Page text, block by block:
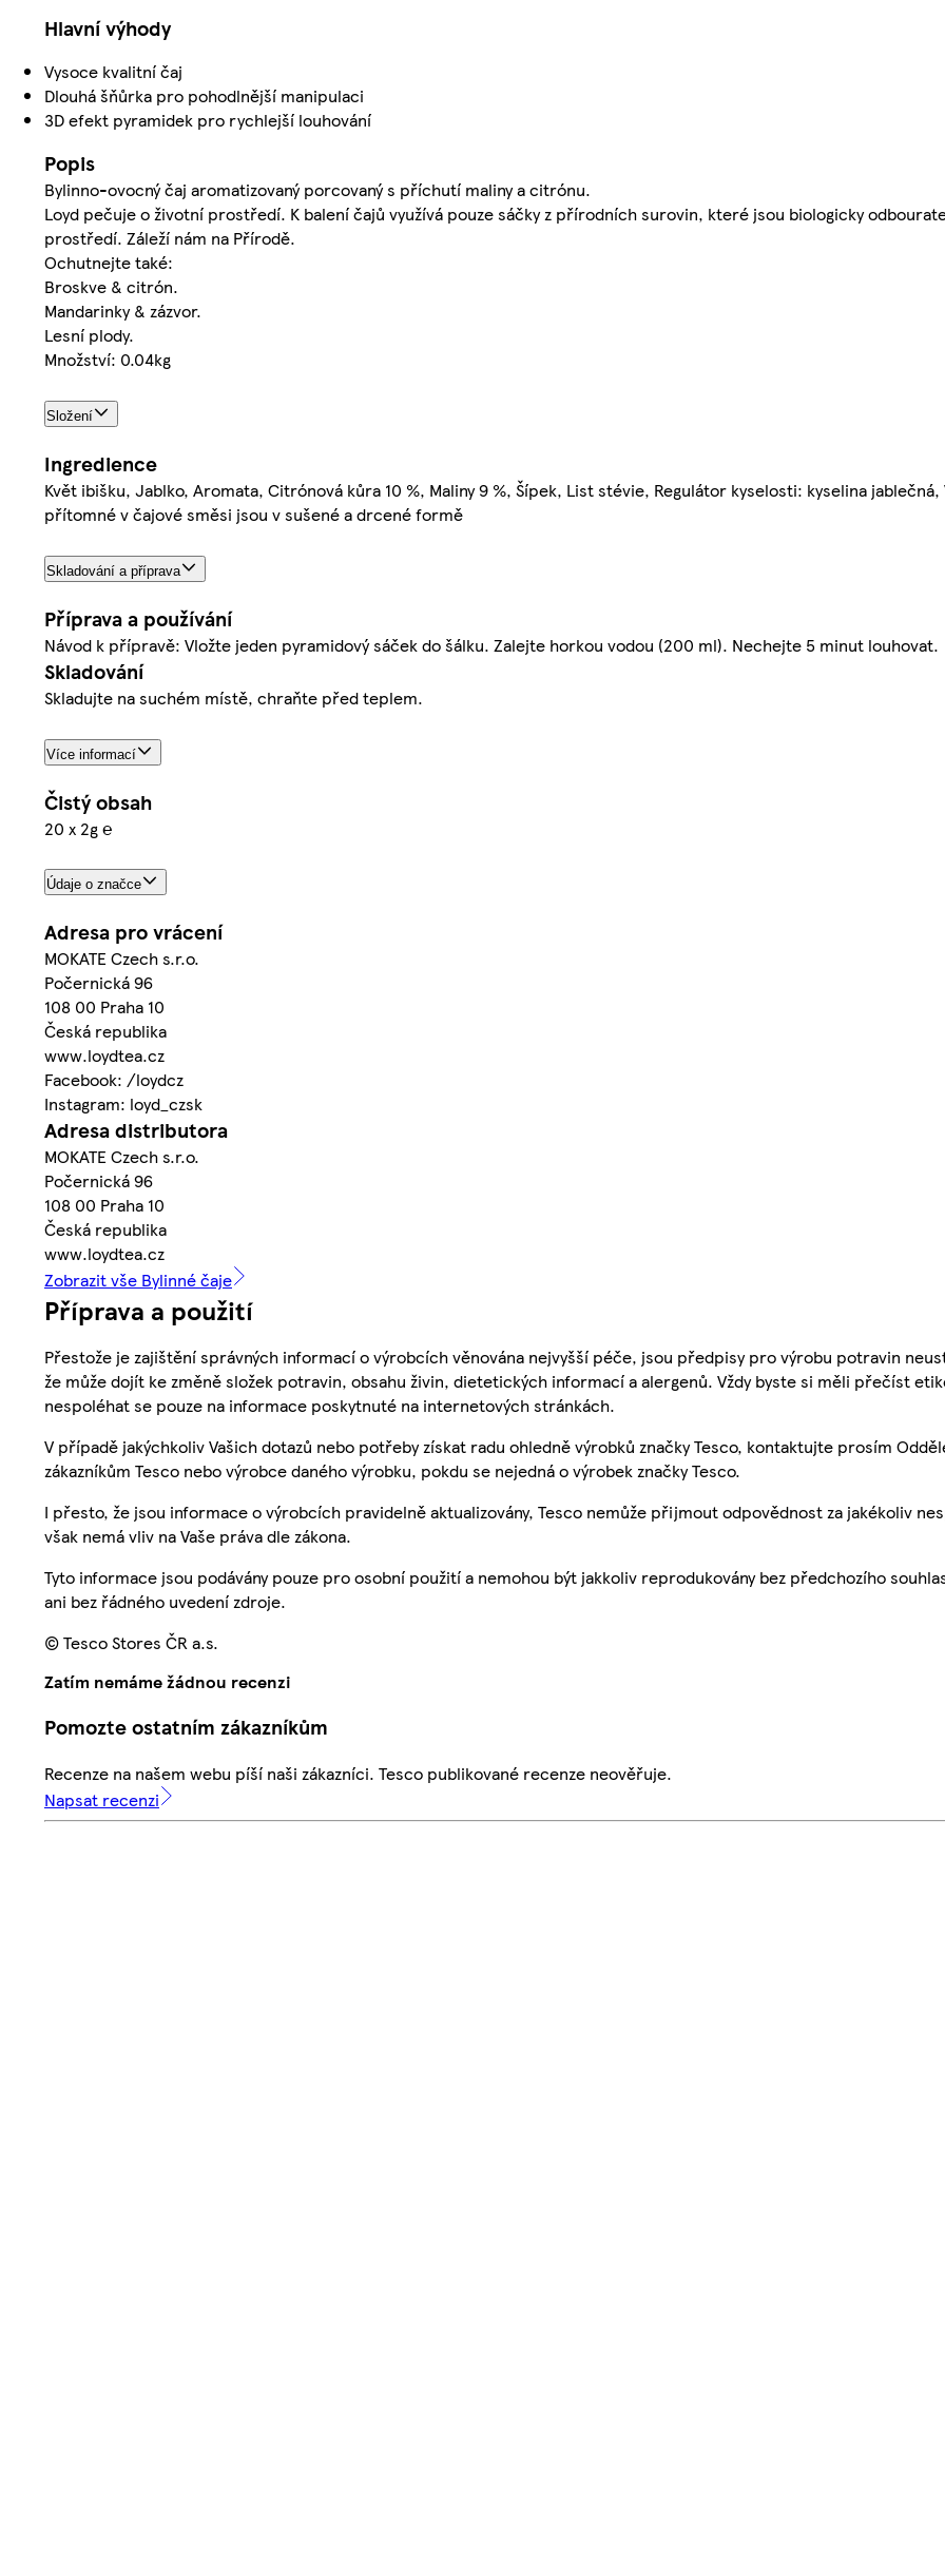
Hlavní výhody
Vysoce kvalitní čaj
Dlouhá šňůrka pro pohodlnější manipulaci
3D efekt pyramidek pro rychlejší louhování
Popis
Bylinno-ovocný čaj aromatizovaný porcovaný s příchutí maliny a citrónu.
Loyd pečuje o životní prostředí. K balení čajů využívá pouze sáčky z přírodních surovin, které jsou biologicky
prostředí. Záleží nám na Přírodě.
Ochutnejte také:
Broskve & citrón.
Mandarinky & zázvor.
Lesní plody.
Množství: 0.04kg
Složení
Ingredience
Květ ibišku, Jablko, Aromata, Citrónová kůra 10 %, Maliny 9 %, Šípek, List stévie, Regulátor kyselosti: kyselina jablečná,
přítomné v čajové směsi jsou v sušené a drcené formě
Skladování a příprava
Příprava a používání
Návod k přípravě: Vložte jeden pyramidový sáček do šálku. Zalejte horkou vodou (200 ml). Nechejte 5 minut louhovat.
Skladování
Skladujte na suchém místě, chraňte před teplem.
Více informací
Čistý obsah
20 x 2g ℮
Údaje o značce
Adresa pro vrácení
MOKATE Czech s.r.o.
Počernická 96
108 00 Praha 10
Česká republika
www.loydtea.cz
Facebook: /loydcz
Instagram: loyd_czsk
Adresa distributora
MOKATE Czech s.r.o.
Počernická 96
108 00 Praha 10
Česká republika
www.loydtea.cz
Zobrazit vše Bylinné čaje
Příprava a použití
Přestože je zajištění správných informací o výrobcích věnována nejvyšší péče, jsou předpisy pro výrobu potravin
že může dojít ke změně složek potravin, obsahu živin, dietetických informací a alergenů. Vždy byste si měli přečíst
nespoléhat se pouze na informace poskytnuté na internetových stránkách.
V případě jakýchkoliv Vašich dotazů nebo potřeby získat radu ohledně výrobků značky Tesco, kontaktujte prosím
zákazníkům Tesco nebo výrobce daného výrobku, pokdu se nejedná o výrobek značky Tesco.
I přesto, že jsou informace o výrobcích pravidelně aktualizovány, Tesco nemůže přijmout odpovědnost za jakékoliv
však nemá vliv na Vaše práva dle zákona.
Tyto informace jsou podávány pouze pro osobní použití a nemohou být jakkoliv reprodukovány bez předchozího
ani bez řádného uvedení zdroje.
© Tesco Stores ČR a.s.
Zatím nemáme žádnou recenzi
Pomozte ostatním zákazníkům
Recenze na našem webu píší naši zákazníci. Tesco publikované recenze neověřuje.
Napsat recenzi